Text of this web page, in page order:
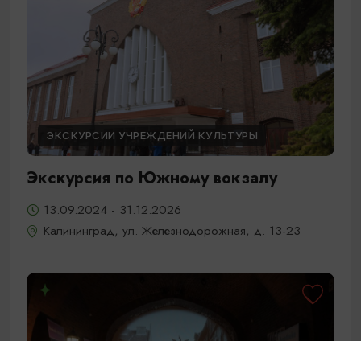
ЭКСКУРСИИ УЧРЕЖДЕНИЙ КУЛЬТУРЫ
Экскурсия по Южному вокзалу
13.09.2024 - 31.12.2026
Калининград, ул. Железнодорожная, д. 13-23